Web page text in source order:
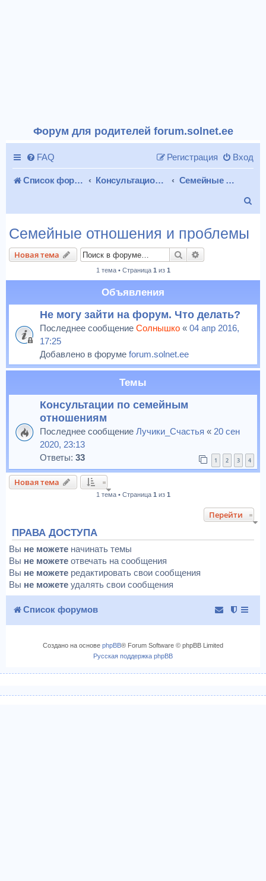
Форум для родителей forum.solnet.ee
FAQ Вход
Регистрация
Список форумов Консультационная
Семейные отношения и проблемы
к
Семейные отношения и проблемы
Новая тема Поиск
1 тема • Страница 1 из 1
Объявления
Не могу зайти на форум. Что делать?
Последнее сообщение Солнышко « 04 апр 2016,
17:25
Добавлено в форуме forum.solnet.ee
Темы
Консультации по семейным
отношениям
Последнее сообщение Лучики_Счастья « 20 сен
2020, 23:13
Ответы: 33 1 2 3 4
Новая тема
1 тема • Страница 1 из 1
Перейти
ПРАВА ДОСТУПА
Вы не можете начинать темы
Вы не можете отвечать на сообщения
Вы не можете редактировать свои сообщения
Вы не можете удалять свои сообщения
Список форумов
Создано на основе phpBB® Forum Software © phpBB Limited
Русская поддержка phpBB